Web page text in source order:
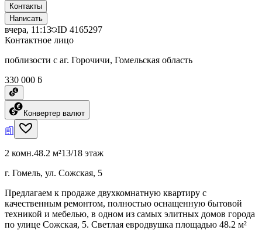
Контакты
Написать
вчера, 11:13 ID 4165297
Контактное лицо
поблизости с аг. Горочичи, Гомельская область
330 000 ƃ
Конвертер валют
2 комн.48.2 м²13/18 этаж
г. Гомель, ул. Сожская, 5
Предлагаем к продаже двухкомнатную квартиру с
качественным ремонтом, полностью оснащенную бытовой
техникой и мебелью, в одном из самых элитных домов города
по улице Сожская, 5. Светлая евродвушка площадью 48.2 м²